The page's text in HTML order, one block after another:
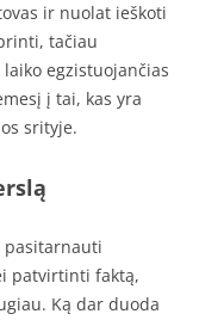
ir nuolat ieškoti
tačiau
egzistuojančias
į tai, kas yra
srityje.
pasitarnauti
patvirtinti faktą,
Ką dar duoda